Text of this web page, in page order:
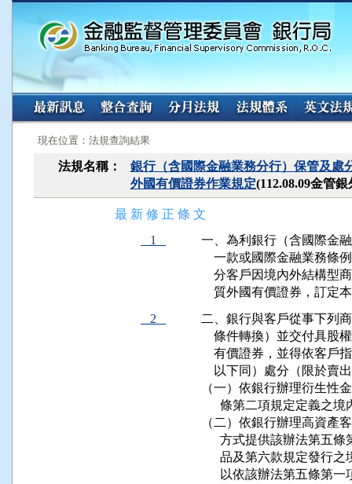
:::
現在位置：法規查詢結果
法規名稱：
銀行（含國際金融業務分行）保管及處
外國有價證券作業規定(112.08.09金管
最 新 修 正 條 文
1
一、為利銀行（含國際金
一款或國際金融業務
分客戶因境內外結構
質外國有價證券，訂定
2
二、銀行與客戶從事下列
條件轉換）並交付具
有價證券，並得依客
以下同）處分（限於賣
（一）依銀行辦理衍生性
條第二項規定定義之
（二）依銀行辦理高資產
方式提供該辦法第五
品及第六款規定發行
以依該辦法第五條第